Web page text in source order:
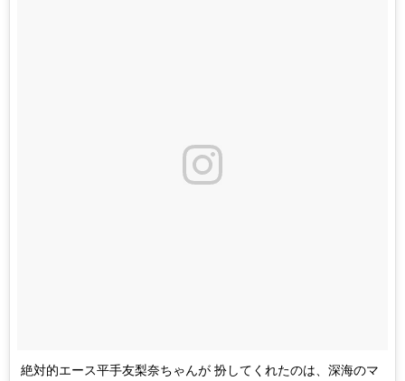
絶対的エース平手友梨奈ちゃんが 扮してくれたのは、深海のマ